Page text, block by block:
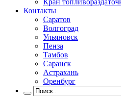
Кран
Контакты
Саратов
Волгоград
Ульяновск
Пенза
Тамбов
Саранск
Астрахань
Оренбург